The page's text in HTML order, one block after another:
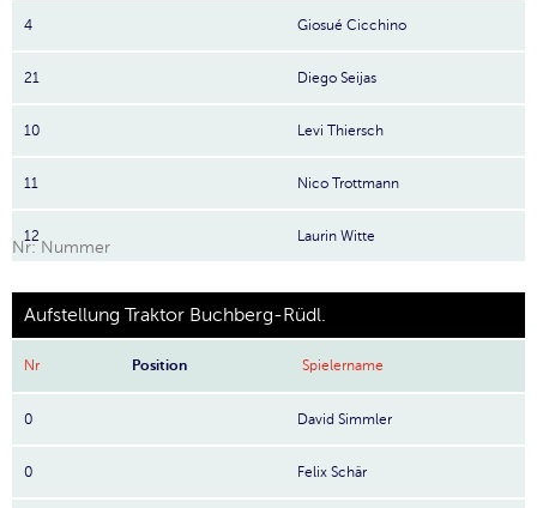
4 Giosué Cicchino
21 Diego Seijas
10 Levi Thiersch
11 Nico Trottmann
12 Laurin Witte
Nr: Nummer
Aufstellung Traktor Buchberg-Rüdl.
Nr Position Spielername
0 David Simmler
0 Felix Schär